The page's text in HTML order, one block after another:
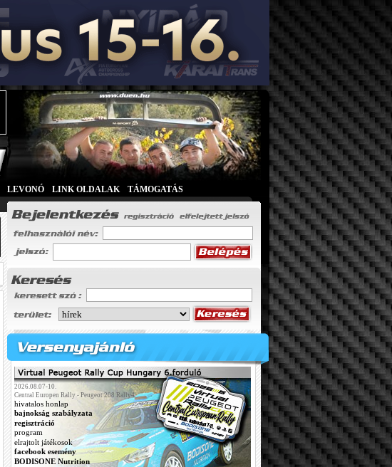
LEVONÓ LINK OLDALAK TÁMOGATÁS
2026.08.07-10.
Central Europen Rally - Peugeot 208 Rally4
hivatalos honlap
bajnokság szabályzata
regisztráció
program
elrajtolt játékosok
facebook esemény
BODISONE Nutrition